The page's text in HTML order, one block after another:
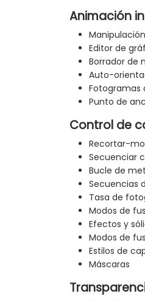
Animación
Editor de
Borrador de
Auto-
Fotogramas
Punto de
Control de
Recortar-
Secuenciar
Bucle de
Secuencias
Tasa de
Modos de
Efectos y
Modos de
Estilos de
Máscaras